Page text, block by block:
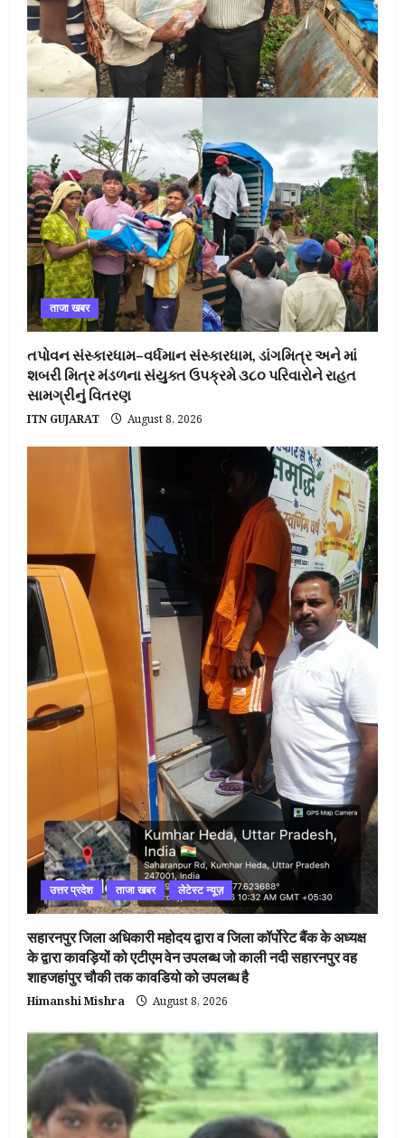
ताजा खबर
તપોવન સંસ્કારધામ–વર્ધમાન સંસ્કારધામ, ડાંગમિત્ર અને માં
શબરી મિત્ર મંડળના સંયુક્ત ઉપક્રમે ૩૮૦ પરિવારોને રાહત
સામગ્રીનું વિતરણ
ITN GUJARAT August 8, 2026
उत्तर प्रदेश ताजा खबर लेटेस्ट न्यूज़
सहारनपुर जिला अधिकारी महोदय द्वारा व जिला कॉर्पोरेट बैंक के अध्यक्ष
के द्वारा कावड़ियों को एटीएम वेन उपलब्ध जो काली नदी सहारनपुर वह
शाहजहांपुर चौकी तक कावडियो को उपलब्ध है
Himanshi Mishra August 8, 2026